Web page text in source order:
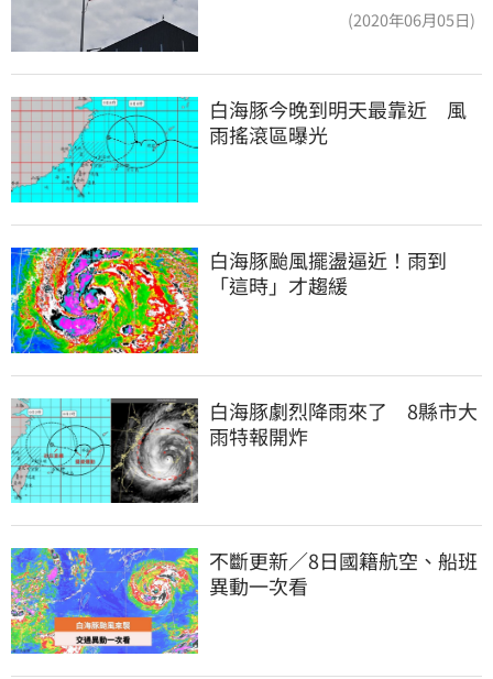
(2020年06月05日)
白海豚今晚到明天最靠近　風
雨搖滾區曝光
白海豚颱風擺盪逼近！雨到
「這時」才趨緩
白海豚劇烈降雨來了　8縣市大
雨特報開炸
不斷更新／8日國籍航空、船班
異動一次看